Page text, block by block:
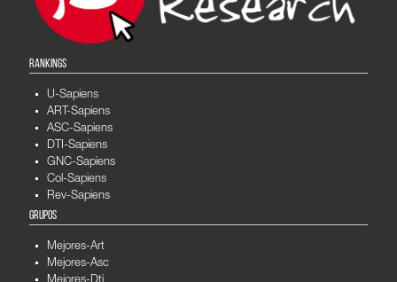
RANKINGS
U-Sapiens
ART-Sapiens
ASC-Sapiens
DTI-Sapiens
GNC-Sapiens
Col-Sapiens
Rev-Sapiens
GRUPOS
Mejores-Art
Mejores-Asc